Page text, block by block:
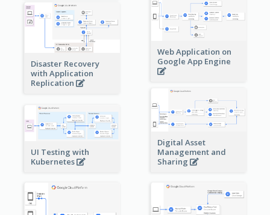
Web Application on
Google App Engine
Disaster Recovery
with Application
Replication
Digital Asset
Management and
Sharing
UI Testing with
Kubernetes